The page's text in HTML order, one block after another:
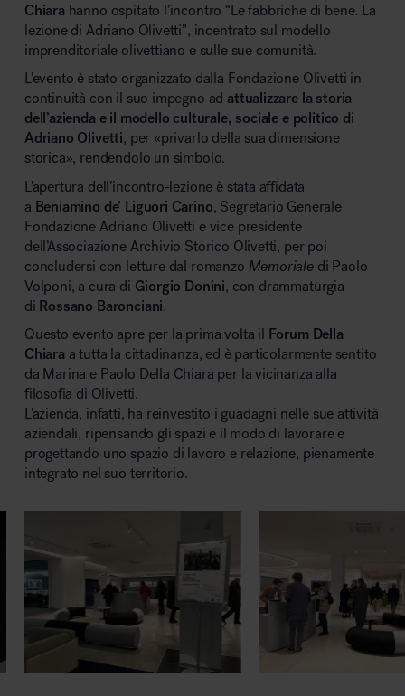
Area outdoor
Area hospitality
MillerKnoll
Chiara hanno ospitato l’incontro “Le fabbriche di bene. La
lezione di Adriano Olivetti”, incentrato sul modello
imprenditoriale olivettiano e sulle sue comunità.
L’evento è stato organizzato dalla Fondazione Olivetti in
continuità con il suo impegno ad attualizzare la storia
dell’azienda e il modello culturale, sociale e politico di
Adriano Olivetti, per «privarlo della sua dimensione
storica», rendendolo un simbolo.
L’apertura dell’incontro-lezione è stata affidata
a Beniamino de’ Liguori Carino, Segretario Generale
Fondazione Adriano Olivetti e vice presidente
dell’Associazione Archivio Storico Olivetti, per poi
concludersi con letture dal romanzo Memorialedi Paolo
Volponi, a cura di Giorgio Donini, con drammaturgia
di Rossano Baronciani.
Questo evento apre per la prima volta il
Forum Della
Chiara a tutta la cittadinanza, ed è particolarmente sentito
da Marina e Paolo Della Chiara per la vicinanza alla
filosofia di Olivetti.
L’azienda, infatti, ha reinvestito i guadagni nelle sue attività
aziendali, ripensando gli spazi e il modo di lavorare e
progettando uno spazio di lavoro e relazione, pienamente
integrato nel suo territorio.